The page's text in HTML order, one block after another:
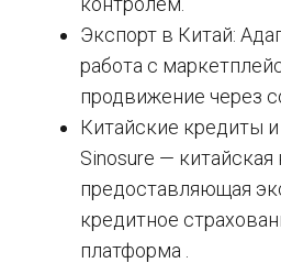
Экспорт в Китай:
работа с
продвижение через
Китайские кредиты и
Sinosure — китайская
предоставляющая
кредитное
платформа .